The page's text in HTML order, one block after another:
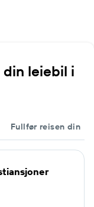
leiebil i
Fullfør reisen din